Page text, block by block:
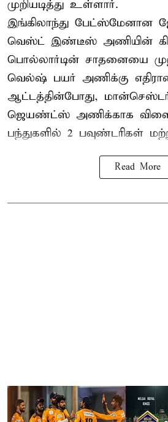
முறியடித்து உள்ளார்.
இங்கிலாந்து பேட்ஸ்மேனான
வெஸ்ட் இண்டீஸ் அணியின்
பொல்லார்டின் சாதனையை
வெல்ஷ் பயர் அணிக்கு
ஆட்டத்தின்போது,
ஜெயண்ட்ஸ் அணிக்காக
பந்துகளில் 2 பவுண்டரிகள்
Read More